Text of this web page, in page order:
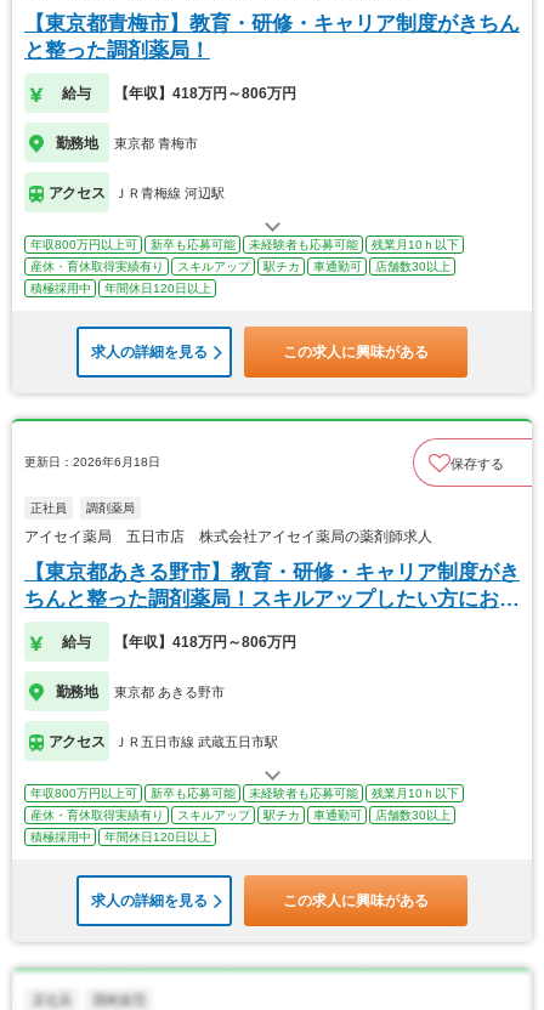
【東京都青梅市】教育・研修・キャリア制度がきちん
と整った調剤薬局！
給与 【年収】418万円～806万円
勤務地 東京都 青梅市
アクセス ＪＲ青梅線 河辺駅
年収800万円以上可 新卒も応募可能 未経験者も応募可能
残業月10ｈ以下
産休・育休取得実績有り
スキルアップ 駅チカ 車通勤可
店舗数30以上
積極採用中
年間休日120日以上
求人の詳細を見る この求人に興味がある
更新日：2026年6月18日 保存する
正社員 調剤薬局
アイセイ薬局 五日市店 株式会社アイセイ薬局の薬剤師求人
【東京都あきる野市】教育・研修・キャリア制度がき
ちんと整った調剤薬局！スキルアップしたい方におす
すめ
給与 【年収】418万円～806万円
勤務地 東京都 あきる野市
アクセス ＪＲ五日市線 武蔵五日市駅
年収800万円以上可 新卒も応募可能 未経験者も応募可能
残業月10ｈ以下
産休・育休取得実績有り
スキルアップ 駅チカ 車通勤可
店舗数30以上
積極採用中
年間休日120日以上
求人の詳細を見る この求人に興味がある